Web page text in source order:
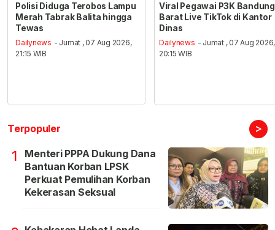
Polisi Diduga Terobos Lampu
Merah Tabrak Balita hingga
Tewas
Dailynews - Jumat , 07 Aug 2026,
21:15 WIB
Viral Pegawai P3K Bandung
Barat Live TikTok di Kantor
Dinas
Dailynews - Jumat , 07 Aug 2026,
20:15 WIB
Terpopuler >
1
Menteri PPPA Dukung Dana
Bantuan Korban LPSK
Perkuat Pemulihan Korban
Kekerasan Seksual